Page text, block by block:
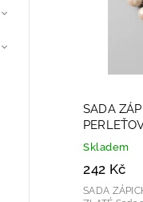
SADA
Skladem
242 Kč
SADA